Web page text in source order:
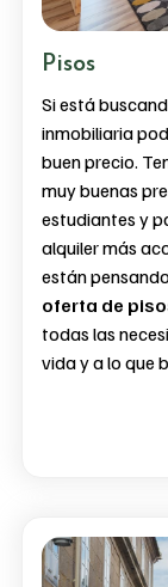
Pisos
Si está
inmobiliaria
buen precio.
muy buenas
estudiantes y
alquiler más
están
oferta de
todas las
vida y a lo que